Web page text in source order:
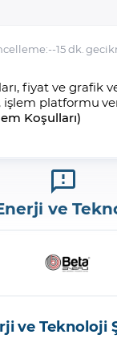
--15 dk.
fiyat ve grafik
platformu
Koşulları)
ve
ve Teknoloji